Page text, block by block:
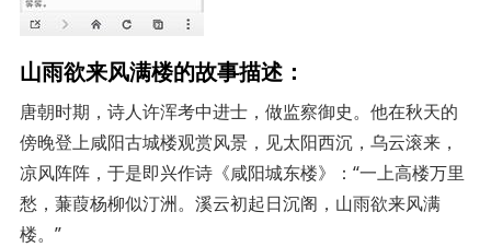
山雨欲来风满楼的故事描述：
唐朝时期，诗人许浑考中进士，做监察御史。他在秋天的
傍晚登上咸阳古城楼观赏风景，见太阳西沉，乌云滚来，
凉风阵阵，于是即兴作诗《咸阳城东楼》：“一上高楼万里
愁，蒹葭杨柳似汀洲。溪云初起日沉阁，山雨欲来风满
楼。”